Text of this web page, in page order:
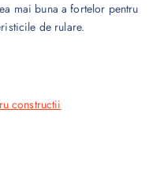
mai buna a fortelor pentru
de rulare.
constructii